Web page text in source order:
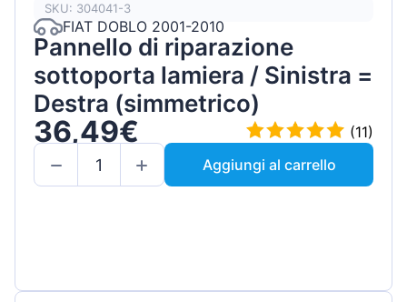
SKU: 304041-3
FIAT DOBLO 2001-2010
Pannello di riparazione
sottoporta lamiera / Sinistra =
Destra (simmetrico)
36,49€
(11)
Aggiungi al carrello